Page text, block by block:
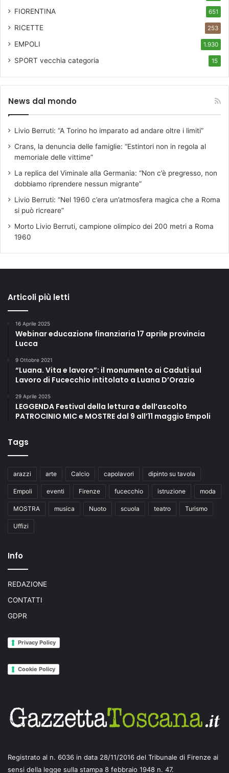
FIORENTINA 651
RICETTE 253
EMPOLI 1.930
SPORT vecchia categoria 15
News dal mondo
Livio Berruti: “A Torino ho imparato ad andare oltre i limiti”
Crans, la denuncia delle famiglie: “Estintori non in regola al
memoriale delle vittime”
La replica del Viminale alla Germania: “Non c’è pregresso, non
dobbiamo riprendere nessun migrante”
Livio Berruti: “Nel 1960 c’era un’atmosfera magica che a Roma
si può ricreare”
Morto Livio Berruti, campione olimpico dei 200 metri a Roma
1960
Articoli più letti
16 Aprile 2025
Webinar educazione finanziaria 17 aprile provincia
Lucca
9 Ottobre 2021
“Luana. Vita e lavoro”: il monumento ai Caduti sul
Lavoro di Fucecchio intitolato a Luana D’Orazio
29 Aprile 2025
LEGGENDA Festival della lettura e dell’ascolto
PATROCINIO MIC e MOSTRE dal 9 all’11 maggio Empoli
Tags
arazzi arte Calcio capolavori dipinto su tavola
Empoli eventi Firenze fucecchio istruzione moda
MOSTRA musica Nuoto scuola teatro Turismo
Uffizi
Info
REDAZIONE
CONTATTI
GDPR
Privacy Policy
Cookie Policy
Registrato al n. 6036 in data 28/11/2016 del Tribunale di Firenze ai
sensi della legge sulla stampa 8 febbraio 1948 n. 47.